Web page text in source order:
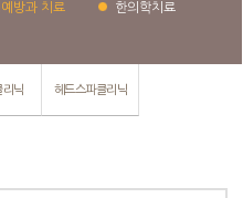
방과 치료 한의학치료
리닉 헤드스파클리닉